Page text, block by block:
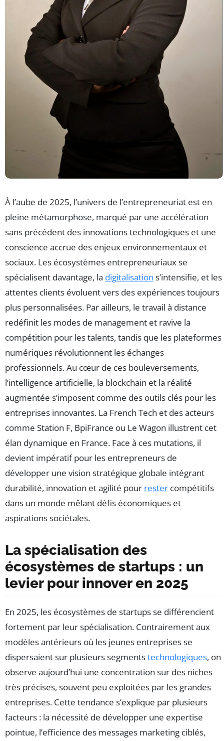
À l’aube de 2025, l’univers de l’entrepreneuriat est en
pleine métamorphose, marqué par une accélération
sans précédent des innovations technologiques et une
conscience accrue des enjeux environnementaux et
sociaux. Les écosystèmes entrepreneuriaux se
spécialisent davantage, la digitalisation s’intensifie, et les
attentes clients évoluent vers des expériences toujours
plus personnalisées. Par ailleurs, le travail à distance
redéfinit les modes de management et ravive la
compétition pour les talents, tandis que les plateformes
numériques révolutionnent les échanges
professionnels. Au cœur de ces bouleversements,
l’intelligence artificielle, la blockchain et la réalité
augmentée s’imposent comme des outils clés pour les
entreprises innovantes. La French Tech et des acteurs
comme Station F, BpiFrance ou Le Wagon illustrent cet
élan dynamique en France. Face à ces mutations, il
devient impératif pour les entrepreneurs de
développer une vision stratégique globale intégrant
durabilité, innovation et agilité pour rester compétitifs
dans un monde mêlant défis économiques et
aspirations sociétales.
La spécialisation des
écosystèmes de startups : un
levier pour innover en 2025
En 2025, les écosystèmes de startups se différencient
fortement par leur spécialisation. Contrairement aux
modèles antérieurs où les jeunes entreprises se
dispersaient sur plusieurs segmentstechnologiques, on
observe aujourd’hui une concentration sur des niches
très précises, souvent peu exploitées par les grandes
entreprises. Cette tendance s’explique par plusieurs
facteurs : la nécessité de développer une expertise
pointue, l’efficience des messages marketing ciblés,